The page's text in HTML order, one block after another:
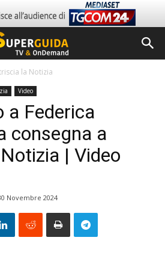
la Notizia
Video
a Federica
consegna a
| Video
Novembre 2024